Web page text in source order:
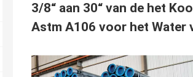
3/8“ aan 30“ van de het
Astm A106 voor het Water